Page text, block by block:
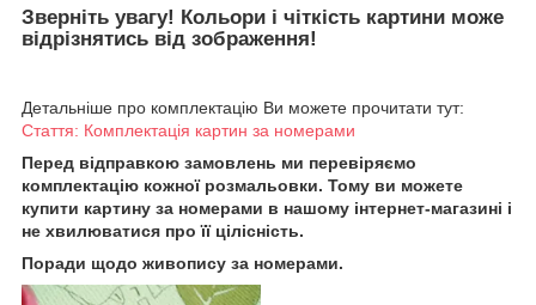
Зверніть увагу! Кольори і чіткість картини може
відрізнятись від зображення!
Детальніше про комплектацію Ви можете прочитати тут:
Стаття: Комплектація картин за номерами
Перед відправкою замовлень ми перевіряємо
комплектацію кожної розмальовки. Тому ви можете
купити картину за номерами в нашому інтернет-магазині і
не хвилюватися про її цілісність.
Поради щодо живопису за номерами.